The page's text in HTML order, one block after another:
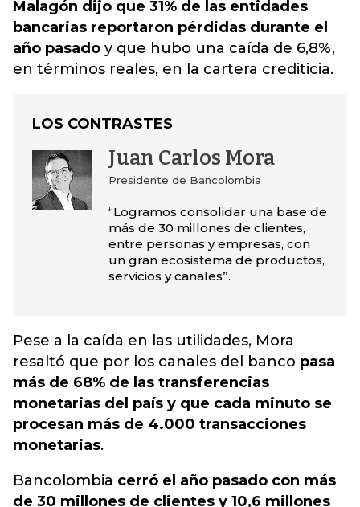
Malagón dijo que 31% de las entidades
bancarias reportaron pérdidas durante el
año pasado y que hubo una caída de 6,8%,
en términos reales, en la cartera crediticia.
LOS CONTRASTES
Juan Carlos Mora
Presidente de Bancolombia
“Logramos consolidar una base de
más de 30 millones de clientes,
entre personas y empresas, con
un gran ecosistema de productos,
servicios y canales”.
Pese a la caída en las utilidades, Mora
resaltó que por los canales del banco pasa
más de 68% de las transferencias
monetarias del país y que cada minuto se
procesan más de 4.000 transacciones
monetarias.
Bancolombia cerró el año pasado con más
de 30 millones de clientes y 10,6 millones